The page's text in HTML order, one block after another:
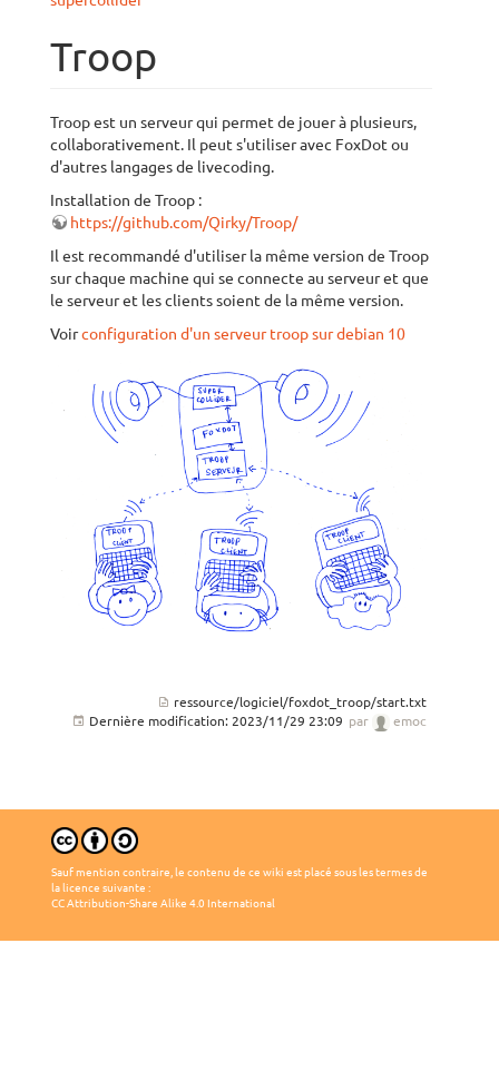
Troop
Troop est un serveur qui permet de jouer à plusieurs,
collaborativement. Il peut s'utiliser avec FoxDot ou
d'autres langages de livecoding.
Installation de Troop :
https://github.com/Qirky/Troop/
Il est recommandé d'utiliser la même version de Troop
sur chaque machine qui se connecte au serveur et que
le serveur et les clients soient de la même version.
Voirconfiguration d'un serveur troop sur debian 10
ressource/logiciel/foxdot_troop/start.txt
Dernière modification: 2023/11/29 23:09 par emoc
Sauf mention contraire, le contenu de ce wiki est placé sous les termes de
la licence suivante :
CC Attribution-Share Alike 4.0 International